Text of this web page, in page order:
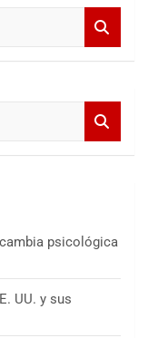
psicológica
UU. y sus